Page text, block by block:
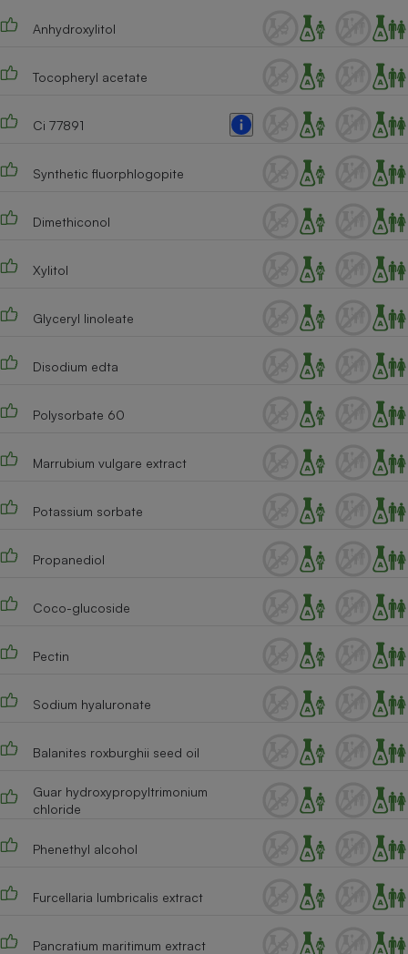
Anhydroxylitol
Tocopheryl acetate
Ci 77891
Synthetic fluorphlogopite
Dimethiconol
Xylitol
Glyceryl linoleate
Disodium edta
Polysorbate 60
Marrubium vulgare extract
Potassium sorbate
Propanediol
Coco-glucoside
Pectin
Sodium hyaluronate
Balanites roxburghii seed oil
Guar hydroxypropyltrimonium
chloride
Phenethyl alcohol
Furcellaria lumbricalis extract
Pancratium maritimum extract